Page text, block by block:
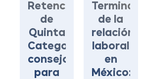
Retención
de
Quinta
Categoría:
consejos
para
de la
relación
laboral
en
México: